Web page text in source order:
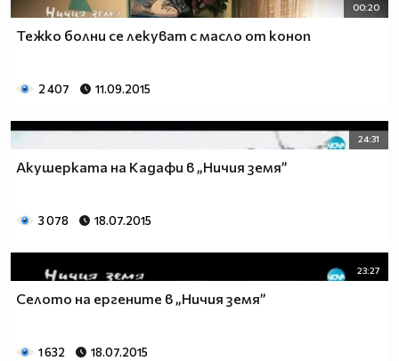
00:20
Тежко болни се лекуват с масло от коноп
2 407 11.09.2015
24:31
Акушерката на Кадафи в „Ничия земя”
3 078 18.07.2015
23:27
Селото на ергените в „Ничия земя”
1 632 18.07.2015